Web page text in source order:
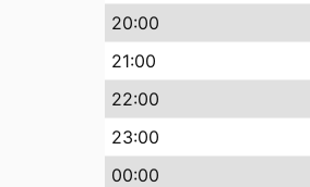
20:00
21:00
22:00
23:00
00:00